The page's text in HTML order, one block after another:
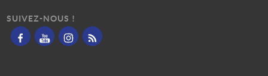
SUIVEZ-NOUS !